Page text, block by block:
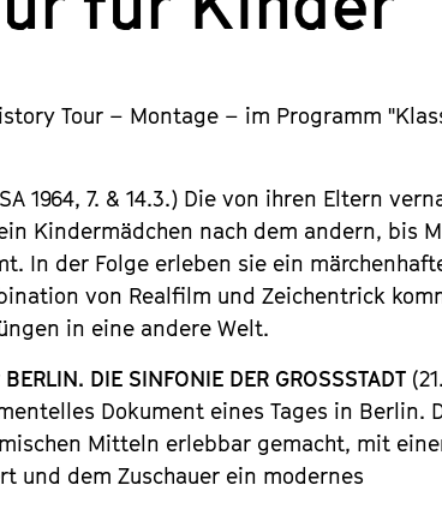
Tour – Montage – im Programm
1964, 7. & 14.3.) Die von ihren Eltern
Kindermädchen nach dem andern, bis
In der Folge erleben sie ein
von Realfilm und Zeichentrick
in eine andere Welt.
BERLIN. DIE SINFONIE DER GROSSSTADT
Dokument eines Tages in Berlin.
Mitteln erlebbar gemacht, mit
und dem Zuschauer ein modernes